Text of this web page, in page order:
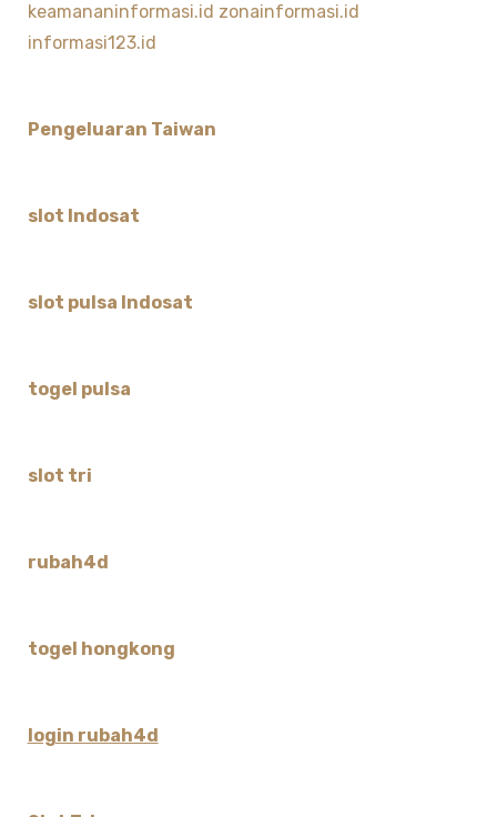
keamananinformasi.id zonainformasi.id
informasi123.id
Pengeluaran Taiwan
slot Indosat
slot pulsa Indosat
togel pulsa
slot tri
rubah4d
togel hongkong
login rubah4d